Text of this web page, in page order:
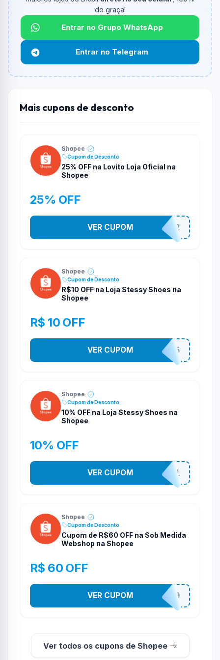
Qual é o desconto máximo?
Não informado ou sem limite.
Funciona em qualquer produto?
Não necessariamente. Depende de itens participantes
e alguns vendedores ou produtos especificos podem
não aceitar cupons.
de graça!
Entrar no Grupo WhatsApp
Entrar no Telegram
Mais cupons de desconto
Shopee
Cupom de Desconto
25% OFF na Lovito Loja Oficial na
Shopee
25% OFF
141525852
VER CUPOM
Shopee
Cupom de Desconto
R$10 OFF na Loja Stessy Shoes na
Shopee
R$ 10 OFF
STES2525
VER CUPOM
Shopee
Cupom de Desconto
10% OFF na Loja Stessy Shoes na
Shopee
10% OFF
STES2541
VER CUPOM
Shopee
Cupom de Desconto
Cupom de R$60 OFF na Sob Medida
Webshop na Shopee
R$ 60 OFF
SOBM60400
VER CUPOM
Ver todos os cupons de Shopee